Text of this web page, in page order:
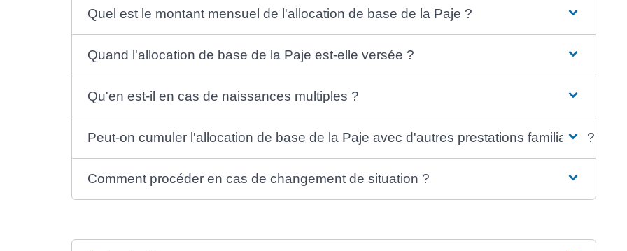
Quel est le montant mensuel de l'allocation de base de la Paje ?
Quand l'allocation de base de la Paje est-elle versée ?
Qu'en est-il en cas de naissances multiples ?
Peut-on cumuler l'allocation de base de la Paje avec d'autres prestations familiales ?
Comment procéder en cas de changement de situation ?